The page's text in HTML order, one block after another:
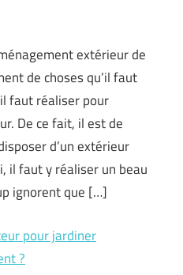
extérieur de
de choses qu’il faut
faut réaliser pour
De ce fait, il est de
d’un extérieur
il faut y réaliser un beau
ignorent que […]
pour jardiner
?